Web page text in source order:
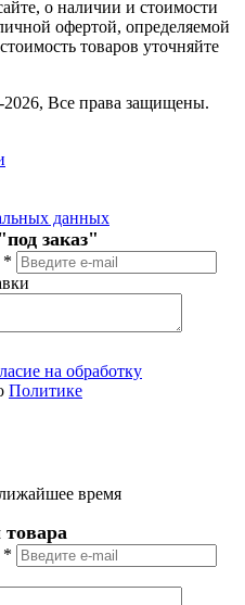
о наличии и стоимости
офертой, определяемой
товаров уточняйте
Все права защищены.
данных
заказ"
*
на обработку
Политике
время
товара
*